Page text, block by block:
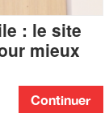
: le site
mieux
Continuer